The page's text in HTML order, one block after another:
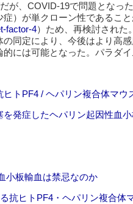
が、COVID-19で問題となっ
）が単クローン性であるこ
factor-4）ため、再検討された。
同定により、今後はより高
には可能となった。パラダ
トPF4 / ヘパリン複合体マウ
発症したヘパリン起因性血
小板輸血は禁忌なのか
抗ヒトPF4・ヘパリン複合体